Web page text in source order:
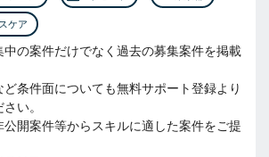
ケア
の案件だけでなく過去の募集案件を掲載
条件面についても無料サポート登録より
い。
開案件等からスキルに適した案件をご提